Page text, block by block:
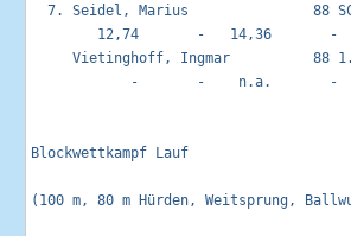
7. Seidel, Marius               88
12,74       -   14,36       -
Vietinghoff, Ingmar
-       -    n.a.       -
Blockwettkampf Lauf
(100 m, 80 m Hürden, Weitsprung,